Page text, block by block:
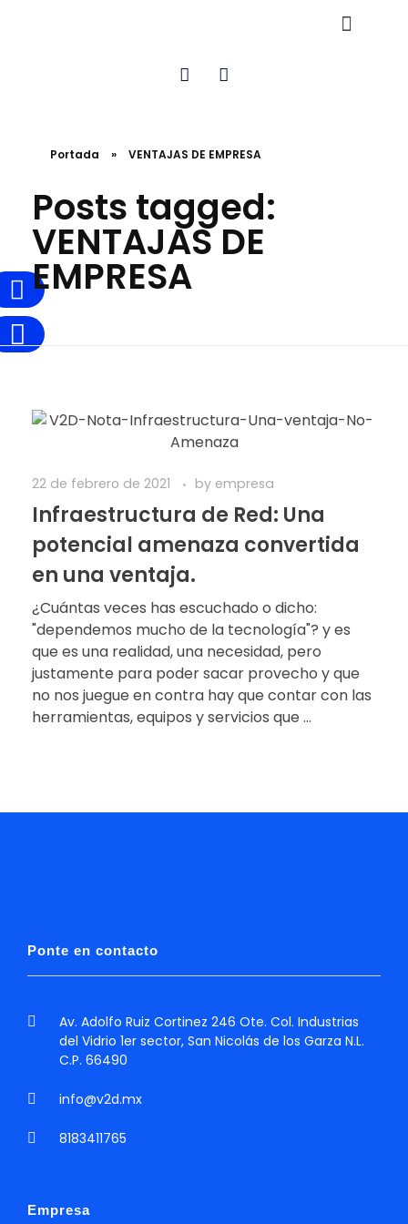
Portada » VENTAJAS DE EMPRESA
Posts tagged:
VENTAJAS DE
EMPRESA
22 de febrero de 2021 by empresa
Infraestructura de Red: Una
potencial amenaza convertida
en una ventaja.
¿Cuántas veces has escuchado o dicho:
"dependemos mucho de la tecnología"? y es
que es una realidad, una necesidad, pero
justamente para poder sacar provecho y que
no nos juegue en contra hay que contar con las
herramientas, equipos y servicios que ...
Ponte en contacto
Av. Adolfo Ruiz Cortinez 246 Ote. Col. Industrias
del Vidrio 1er sector, San Nicolás de los Garza N.L.
C.P. 66490
info@v2d.mx
8183411765
Empresa